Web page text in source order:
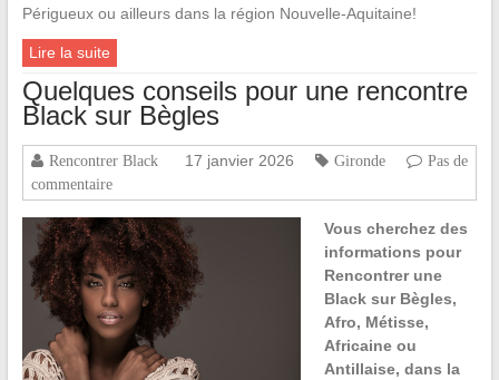
Périgueux ou ailleurs dans la région Nouvelle-Aquitaine!
Lire la suite
Quelques conseils pour une rencontre
Black sur Bègles
Rencontrer Black 17 janvier 2026 Gironde
Pas de
commentaire
Vous cherchez des
informations pour
Rencontrer une
Black sur Bègles,
Afro, Métisse,
Africaine ou
Antillaise, dans la